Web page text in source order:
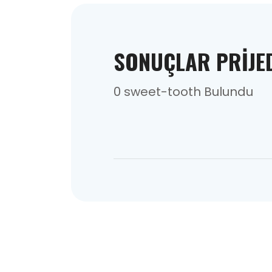
SONUÇLAR
0 sweet-tooth Bulundu